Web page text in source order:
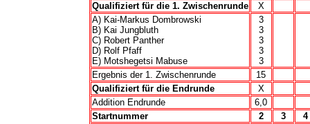
Qualifiziert für die 1. Zwischenrunde
X
A) Kai-Markus Dombrowski
B) Kai Jungbluth
C) Robert Panther
D) Rolf Pfaff
E) Motshegetsi Mabuse
3
3
3
3
3
Ergebnis der 1. Zwischenrunde
15
Qualifiziert für die Endrunde
X
Addition Endrunde
6,0
Startnummer
2 3
4